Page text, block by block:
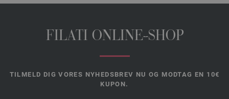
FILATI ONLINE-SHOP
TILMELD DIG VORES NYHEDSBREV NU OG MODTAG EN 10€
KUPON.